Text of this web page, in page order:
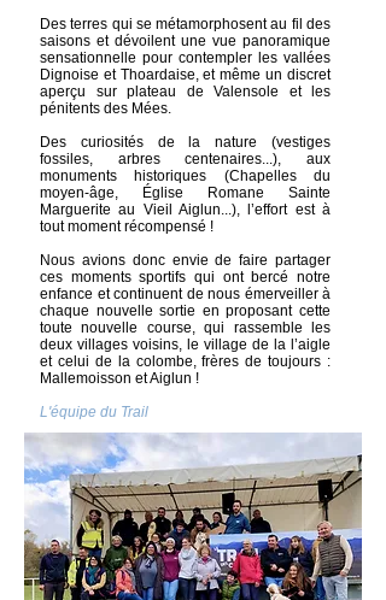
Des terres qui se métamorphosent au fil des
saisons et dévoilent une vue panoramique
sensationnelle pour contempler les vallées
Dignoise et Thoardaise, et même un discret
aperçu sur plateau de Valensole et les
pénitents des Mées.
Des curiosités de la nature (vestiges
fossiles, arbres centenaires...), aux
monuments historiques (Chapelles du
moyen-âge, Église Romane Sainte
Marguerite au Vieil Aiglun...), l’effort est à
tout moment récompensé !
Nous avions donc envie de faire partager
ces moments sportifs qui ont bercé notre
enfance et continuent de nous émerveiller à
chaque nouvelle sortie en proposant cette
toute nouvelle course, qui rassemble les
deux villages voisins, le village de la l’aigle
et celui de la colombe, frères de toujours :
Mallemoisson et Aiglun !
L'équipe du Trail